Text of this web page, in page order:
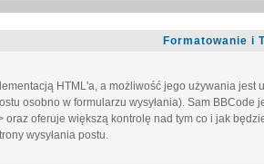
Formatowanie i
HTML'a, a możliwość jego używania
osobno w formularzu wysyłania). Sam
oraz oferuje większą kontrolę nad tym co i jak
wysyłania postu.